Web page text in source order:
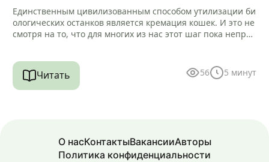
Единственным цивилизованным способом утилизации би
ологических останков является кремация кошек. И это не
смотря на то, что для многих из нас этот шаг пока непри
Читать 56 5 минут
О насКонтактыВакансииАвторы
Политика конфиденциальности